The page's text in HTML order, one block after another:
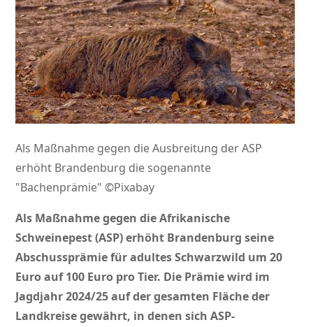
Als Maßnahme gegen die Ausbreitung der ASP
erhöht Brandenburg die sogenannte
"Bachenprämie" ©Pixabay
Als Maßnahme gegen die Afrikanische
Schweinepest (ASP) erhöht Brandenburg seine
Abschussprämie für adultes Schwarzwild um 20
Euro auf 100 Euro pro Tier. Die Prämie wird im
Jagdjahr 2024/25 auf der gesamten Fläche der
Landkreise gewährt, in denen sich ASP-